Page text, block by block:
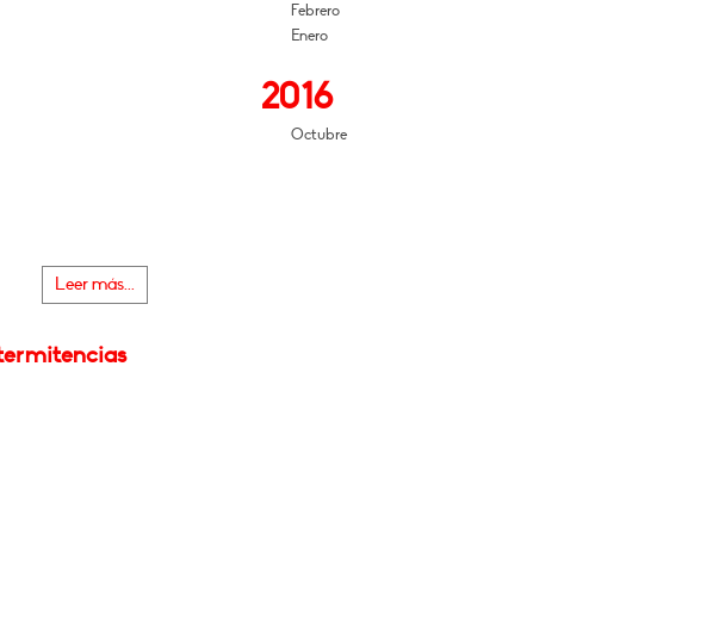
Leer más...
Febrero
Enero
2016
Octubre